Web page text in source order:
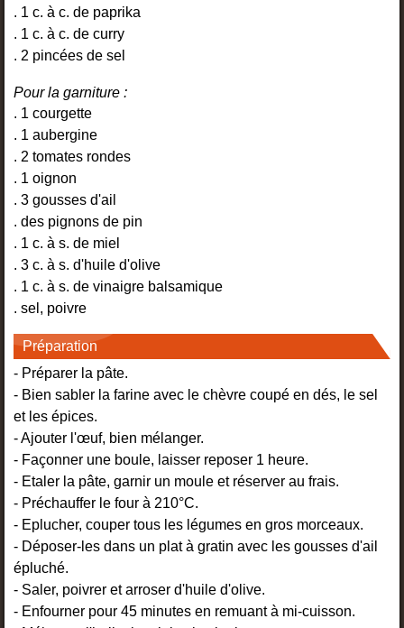
. 1 c. à c. de paprika
. 1 c. à c. de curry
. 2 pincées de sel
Pour la garniture :
. 1 courgette
. 1 aubergine
. 2 tomates rondes
. 1 oignon
. 3 gousses d'ail
. des pignons de pin
. 1 c. à s. de miel
. 3 c. à s. d'huile d'olive
. 1 c. à s. de vinaigre balsamique
. sel, poivre
Préparation
- Préparer la pâte.
- Bien sabler la farine avec le chèvre coupé en dés, le sel
et les épices.
- Ajouter l'œuf, bien mélanger.
- Façonner une boule, laisser reposer 1 heure.
- Etaler la pâte, garnir un moule et réserver au frais.
- Préchauffer le four à 210°C.
- Eplucher, couper tous les légumes en gros morceaux.
- Déposer-les dans un plat à gratin avec les gousses d'ail
épluché.
- Saler, poivrer et arroser d'huile d'olive.
- Enfourner pour 45 minutes en remuant à mi-cuisson.